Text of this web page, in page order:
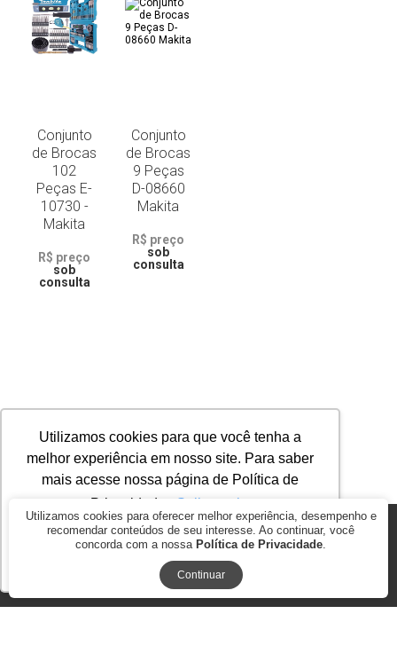
Utilizamos cookies para que você tenha a
melhor experiência em nosso site. Para saber
mais acesse nossa página de Política de
Privacidade.
Saiba mais
Conjunto
de Brocas
102
Peças E-
10730 -
Makita
R$ preço
sob
consulta
Conjunto
de Brocas
9 Peças
D-08660
Makita
R$ preço
sob
consulta
© 2026AGROMAP MAQUINAS AGRÍCOLAS PASSOS LTDA. ME.. CNPJ:
17.278.847/0001-35
BY COMMERCEPLUS
Utilizamos cookies para oferecer melhor experiência, desempenho e
recomendar conteúdos de seu interesse. Ao continuar, você
concorda com a nossa Política de Privacidade.
Continuar